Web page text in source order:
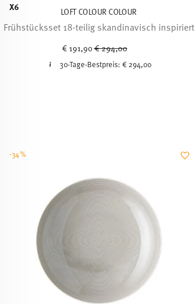
X6 LOFT COLOUR COLOUR
Frühstücksset 18-teilig skandinavisch inspiriert
€ 191,90Price reduced from
€ 294,00
30-Tage-Bestpreis: € 294,00
-34%